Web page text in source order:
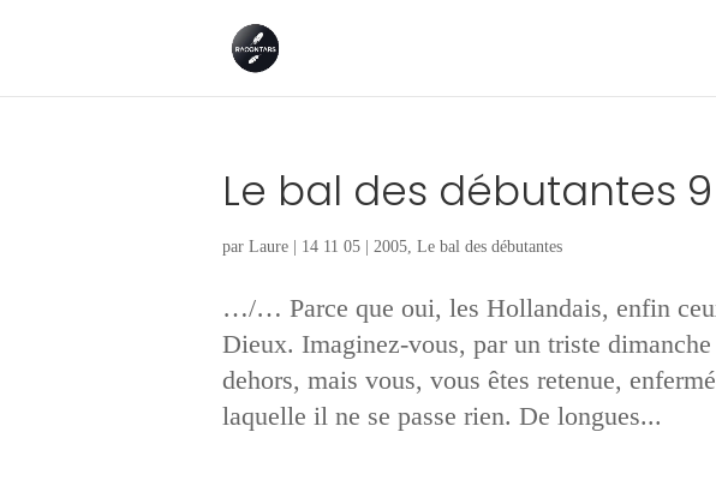
Le bal des débutantes 9
par Laure| 14 11 05| 2005, Le bal des débutantes
…/… Parce que oui, les Hollandais, enfin
Dieux. Imaginez-vous, par un triste
dehors, mais vous, vous êtes retenue,
laquelle il ne se passe rien. De longues...